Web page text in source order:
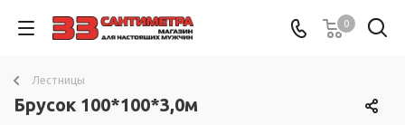
0
Лестницы
Брусок 100*100*3,0м